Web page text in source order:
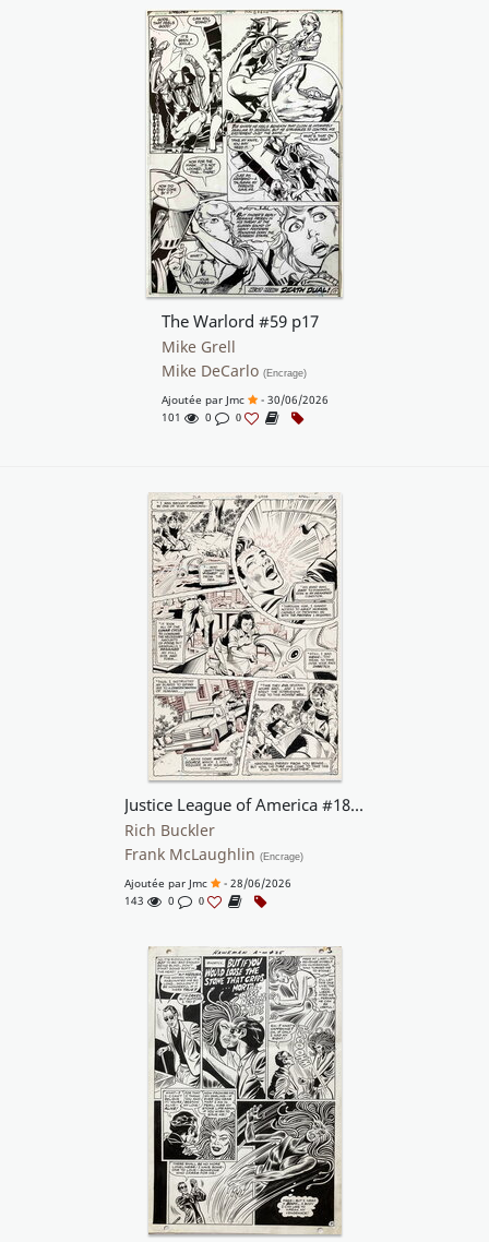
The Warlord #59 p17
Mike Grell
Mike DeCarlo (Encrage)
Ajoutée par Jmc
- 30/06/2026
101
0 0
Justice League of America #189 p12
Rich Buckler
Frank McLaughlin (Encrage)
Ajoutée par Jmc
- 28/06/2026
143
0 0